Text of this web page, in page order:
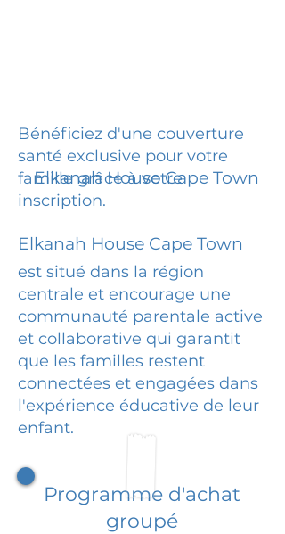
Bénéficiez d'une couverture
santé exclusive pour votre
famille grâce à votre
inscription.
Elkanah House Cape Town
Elkanah House Cape Town
est situé dans la région
centrale et encourage une
communauté parentale active
et collaborative qui garantit
que les familles restent
connectées et engagées dans
l'expérience éducative de leur
enfant.
Programme d'achat
groupé